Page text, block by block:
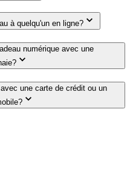
à quelqu'un en ligne?
numérique avec une
une carte de crédit ou un